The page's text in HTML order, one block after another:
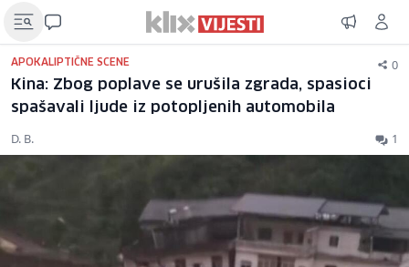
APOKALIPTIČNE SCENE 0
Kina: Zbog poplave se urušila zgrada, spasioci
spašavali ljude iz potopljenih automobila
D. B. 1